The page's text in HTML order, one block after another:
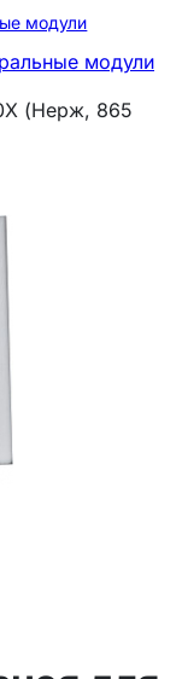
модули
модули
(Нерж, 865